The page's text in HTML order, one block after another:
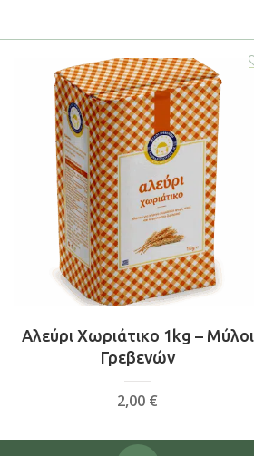
Αλεύρι Χωριάτικο 1kg – Μύλοι
Γρεβενών
2,00 €